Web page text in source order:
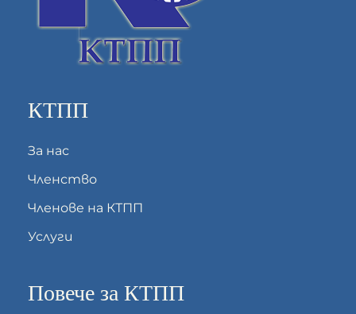
КТПП
За нас
Членство
Членове на КТПП
Услуги
Повече за КТПП